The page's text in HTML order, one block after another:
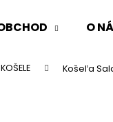
O
KOŠELE Košeľa
Čo